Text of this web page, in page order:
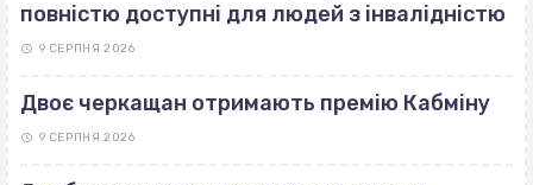
повністю доступні для людей з інвалідністю
9 СЕРПНЯ 2026
Двоє черкащан отримають премію Кабміну
9 СЕРПНЯ 2026